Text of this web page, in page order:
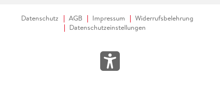
Datenschutz AGB Impressum
Widerrufsbelehrung
Datenschutzeinstellungen